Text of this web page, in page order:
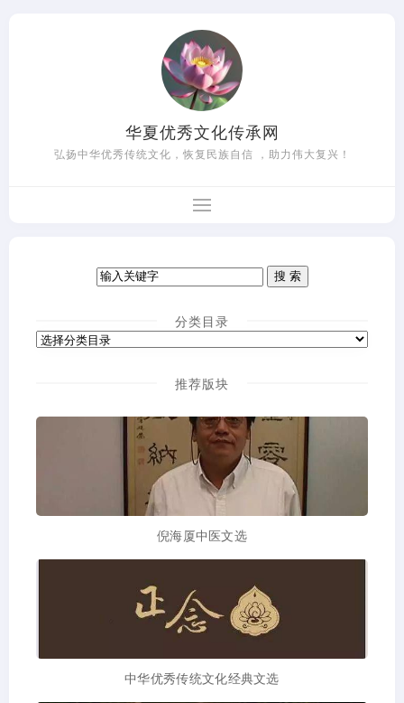
华夏优秀文化传承网
弘扬中华优秀传统文化，恢复民族自信 ，助力伟大复兴！
分类目录
推荐版块
倪海厦中医文选
中华优秀传统文化经典文选